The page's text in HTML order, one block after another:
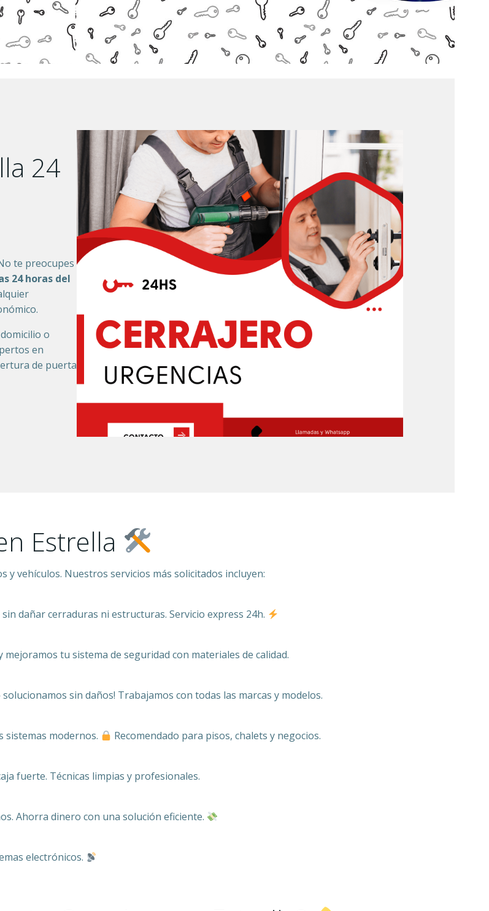
24
te preocupes
24 horas del
o
en
de puerta
Estrella
vehículos. Nuestros servicios más solicitados incluyen:
dañar cerraduras ni estructuras. Servicio express 24h.
tu sistema de seguridad con materiales de calidad.
sin daños! Trabajamos con todas las marcas y modelos.
modernos.
Recomendado para pisos, chalets y negocios.
fuerte. Técnicas limpias y profesionales.
Ahorra dinero con una solución eficiente.
electrónicos.